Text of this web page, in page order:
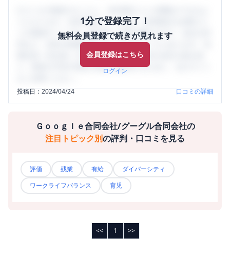
1分で登録完了！
無料会員登録で続きが見れます
会員登録はこちら
ログイン
うになります。SHEHUB(シーハブ)は、女性限定の企業口コ
ミの投稿サイトです。給与面・女性の働きやすさ・会社の評
判など、女性の転職は気にすべき点がたくさんあります。先
輩社員（元社員）の口コミを通して、本当の会社の姿を知
り、将来の不安や現在の悩みを解消するために、ぜひサイト
投稿日：2024/04/24 口コミの詳細
Ｇｏｏｇｌｅ合同会社/グーグル合同会社の
注目トピック別の評判・口コミを見る
評価 残業 有給
ダイバーシティ
ワークライフバランス
育児
<< 1 >>